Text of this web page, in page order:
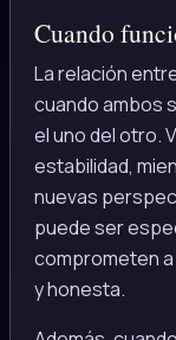
Cuando
La relación
cuando ambos
el uno del otro.
estabilidad,
nuevas
puede ser
comprometen
y honesta.